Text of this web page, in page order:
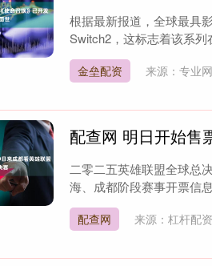
根据最新报道，全球最具
Switch2，这标志着该系
金垒配资 来源：专业
配查网 明日开始售
二零二五英雄联盟全球总
海、成都阶段赛事开票信
配查网 来源：杠杆配